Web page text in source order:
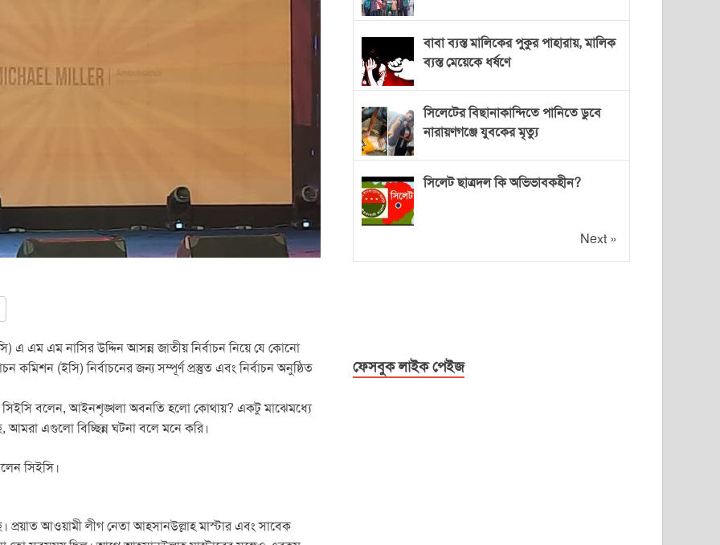
এ এম এম নাসির উদ্দিন আসন্ন জাতীয় নির্বাচন নিয়ে যে কোনো
কমিশন (ইসি) নির্বাচনের জন্য সম্পূর্ণ প্রস্তুত এবং নির্বাচন অনুষ্ঠিত
সিইসি বলেন, আইনশৃঙ্খলা অবনতি হলো কোথায়? একটু মাঝেমধ্যে
আমরা এগুলো বিচ্ছিন্ন ঘটনা বলে মনে করি।
সিইসি।
আওয়ামী লীগ নেতা আহসানউল্লাহ মাস্টার এবং সাবেক
বাবা ব্যস্ত মালিকের পুকুর পাহারায়, মালিক
ব্যস্ত মেয়েকে ধর্ষণে
সিলেটের বিছানাকান্দিতে পানিতে ডুবে
নারায়ণগঞ্জে যুবকের মৃত্যু
সিলেট ছাত্রদল কি অভিভাবকহীন?
Next »
ফেসবুক লাইক পেইজ